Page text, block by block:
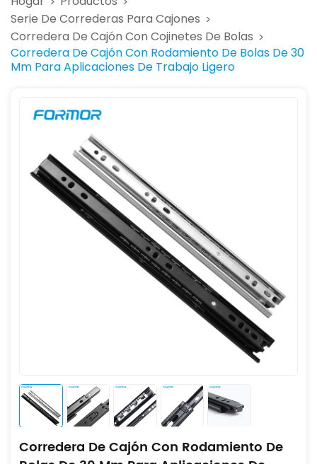
Serie De Correderas Para Cajones >
Corredera De Cajón Con Cojinetes De Bolas >
Corredera De Cajón Con Rodamiento De Bolas De 30
Mm Para Aplicaciones De Trabajo Ligero
Corredera De Cajón Con Rodamiento De